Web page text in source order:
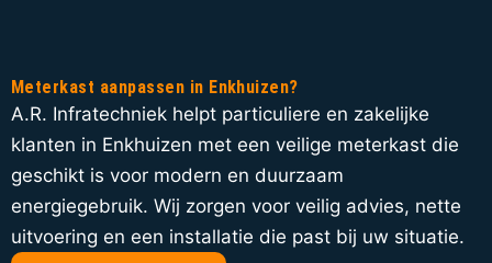
Meterkast aanpassen in Enkhuizen?
A.R. Infratechniek helpt particuliere en zakelijke
klanten in Enkhuizen met een veilige meterkast die
geschikt is voor modern en duurzaam
energiegebruik. Wij zorgen voor veilig advies, nette
uitvoering en een installatie die past bij uw situatie.